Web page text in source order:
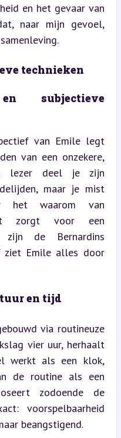
en het gevaar van
naar mijn gevoel,
technieken
subjectieve
van Emile legt
van een onzekere,
lezer deel je zijn
maar je mist
het waarom van
zorgt voor een
zijn de Bernardins
ziet Emile alles door
en tijd
via routineuze
vier uur, herhaalt
werkt als een klok,
de routine als een
zodoende de
voorspelbaarheid
beangstigend.